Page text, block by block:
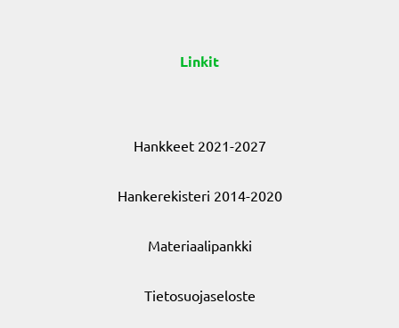
Linkit
Hankkeet 2021-2027
Hankerekisteri 2014-2020
Materiaalipankki
Tietosuojaseloste